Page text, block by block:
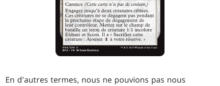
En d'autres termes, nous ne pouvions pas nous